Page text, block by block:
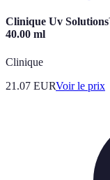
Clinique Uv
40.00 ml
Clinique
21.07 EURVoir le prix